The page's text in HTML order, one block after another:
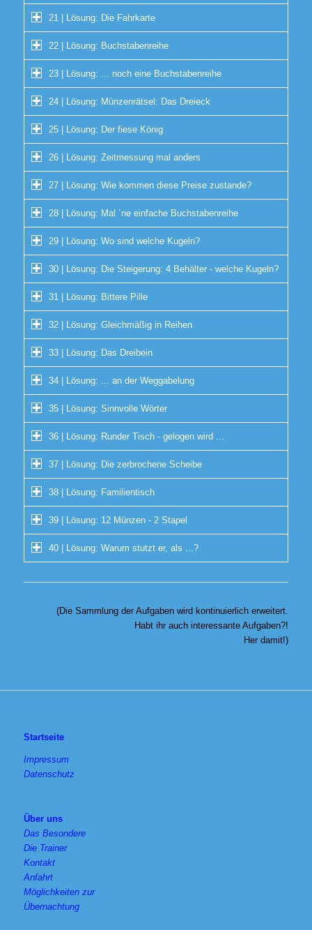
21 | Lösung: Die Fahrkarte
22 | Lösung: Buchstabenreihe
23 | Lösung: ... noch eine Buchstabenreihe
24 | Lösung: Münzenrätsel: Das Dreieck
25 | Lösung: Der fiese König
26 | Lösung: Zeitmessung mal anders
27 | Lösung: Wie kommen diese Preise zustande?
28 | Lösung: Mal ´ne einfache Buchstabenreihe
29 | Lösung: Wo sind welche Kugeln?
30 | Lösung: Die Steigerung: 4 Behälter - welche Kugeln?
31 | Lösung: Bittere Pille
32 | Lösung: Gleichmäßig in Reihen
33 | Lösung: Das Dreibein
34 | Lösung: ... an der Weggabelung
35 | Lösung: Sinnvolle Wörter
36 | Lösung: Runder Tisch - gelogen wird ...
37 | Lösung: Die zerbrochene Scheibe
38 | Lösung: Familientisch
39 | Lösung: 12 Münzen - 2 Stapel
40 | Lösung: Warum stutzt er, als ...?
(Die Sammlung der Aufgaben wird kontinuierlich erweitert.
Habt ihr auch interessante Aufgaben?!
Her damit!)
Startseite
Impressum
Datenschutz
Über uns
Das Besondere
Die Trainer
Kontakt
Anfahrt
Möglichkeiten zur
Übernachtung